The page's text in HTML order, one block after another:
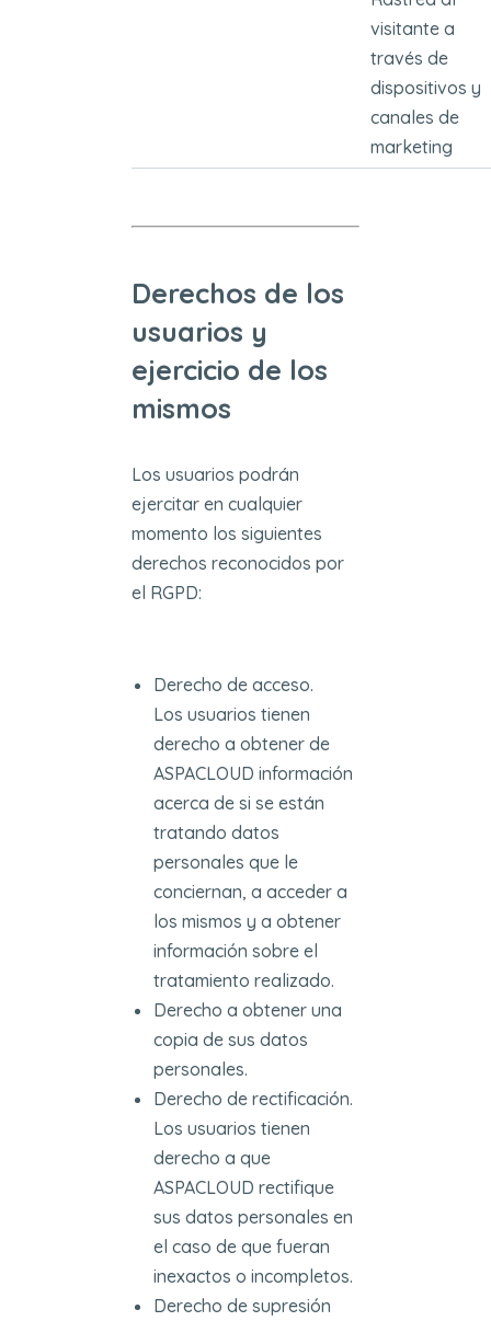
visitante a
través de
dispositivos y
canales de
marketing
Derechos de los
usuarios y
ejercicio de los
mismos
Los usuarios podrán
ejercitar en cualquier
momento los siguientes
derechos reconocidos por
el RGPD:
Derecho de acceso.
Los usuarios tienen
derecho a obtener de
ASPACLOUD información
acerca de si se están
tratando datos
personales que le
conciernan, a acceder a
los mismos y a obtener
información sobre el
tratamiento realizado.
Derecho a obtener una
copia de sus datos
personales.
Derecho de rectificación.
Los usuarios tienen
derecho a que
ASPACLOUD rectifique
sus datos personales en
el caso de que fueran
inexactos o incompletos.
Derecho de supresión